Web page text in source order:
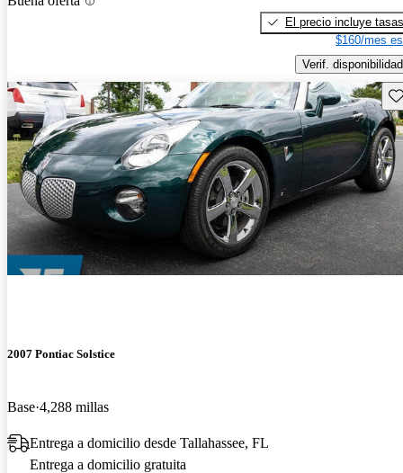
El precio incluye tasas
$160/mes
Verif. disponibilidad
2007 Pontiac Solstice
Base 4,288 millas
Entrega a domicilio desde Tallahassee, FL
Entrega a domicilio gratuita